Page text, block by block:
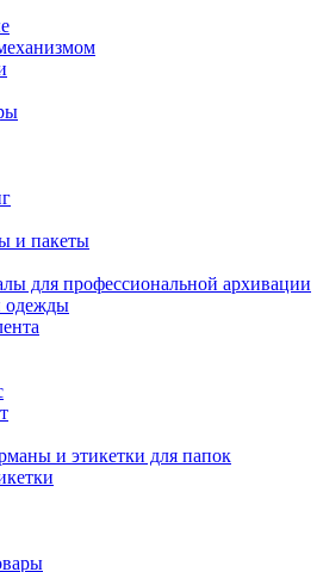
и пакеты
для профессиональной архивации
одежды
и этикетки для папок